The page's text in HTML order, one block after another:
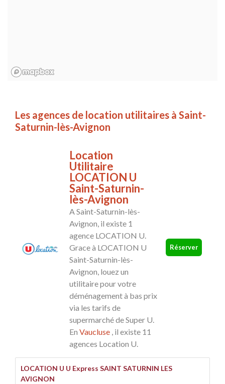
Les agences de location utilitaires à Saint-
Saturnin-lès-Avignon
Location
Utilitaire
LOCATION U
Saint-Saturnin-
lès-Avignon
A Saint-Saturnin-lès-
Avignon, il existe 1
agence LOCATION U.
Grace à LOCATION U
Saint-Saturnin-lès-
Avignon, louez un
utilitaire pour votre
déménagement à bas prix
via les tarifs de
supermarché de Super U.
En Vaucluse , il existe 11
agences Location U.
Réserver
LOCATION U U Express SAINT SATURNIN LES
AVIGNON